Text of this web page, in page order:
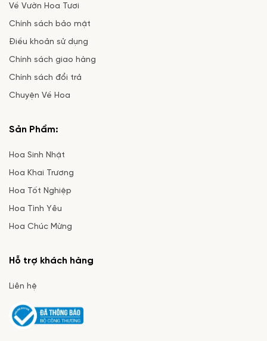
Về Vườn Hoa Tươi
Chính sách bảo mật
Điều khoản sử dụng
Chính sách giao hàng
Chính sách đổi trả
Chuyện Về Hoa
Sản Phẩm:
Hoa Sinh Nhật
Hoa Khai Trương
Hoa Tốt Nghiệp
Hoa Tình Yêu
Hoa Chúc Mừng
Hỗ trợ khách hàng
Liên hệ